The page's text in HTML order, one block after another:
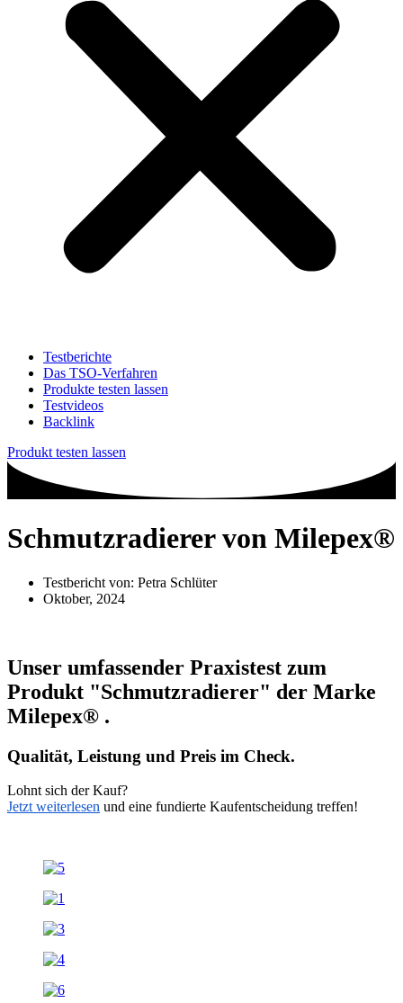
Testberichte
Das TSO-Verfahren
Produkte testen lassen
Testvideos
Backlink
Produkt testen lassen
Schmutzradierer von Milepex®
Testbericht von: Petra Schlüter
Oktober, 2024
Unser umfassender Praxistest zum
Produkt "Schmutzradierer" der Marke
Milepex® .
Qualität, Leistung und Preis im Check.
Lohnt sich der Kauf?
Jetzt weiterlesen und eine fundierte Kaufentscheidung treffen!